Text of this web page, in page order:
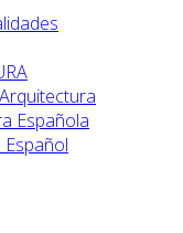
Española